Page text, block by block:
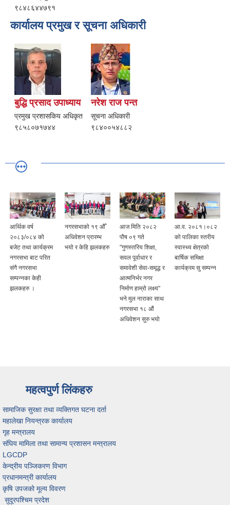
९८४८६४४७९१
कार्यालय प्रमुख र सूचना अधिकारी
बुद्धि प्रसाद उपाध्याय
प्रमुख प्रशासकिय अधिकृत
९८५८०७१७४४
नरेश राज पन्त
सूचना अधिकारी
९८४००५४८८२
आर्थिक वर्ष
२०८३/०८४ को
बजेट तथा कार्यक्रम
नगरसभा बाट परित
संगै नगरसभा
सम्पन्नका केही
झलकहरु ।
नगरसभाको १९ औँ
अधिवेशन प्रारम्भ
भयो र केहि झलकहरु
आज मिति २०८२
पौष ०९ गते
"गुणस्तरिय शिक्षा,
सवल पूर्वाधार र
समावेशी सेवा-समृद्ध र
आत्मनिर्भर नगर
निर्माण हाम्रो लक्ष्य"
भने मुल नाराका साथ
नगरसभा १८ औं
अधिवेशन सुरु भयो
आ.व. २०८१।०८२
को पालिका स्तरीय
स्वास्थ्य क्षेत्रको
बार्षिक समिक्षा
कार्यक्रम सु सम्पन्न
महत्वपुर्ण लिंकहरु
सामाजिक सुरक्षा तथा व्यक्तिगत घटना दर्ता
महालेखा नियन्त्रक कार्यालय
गृह मन्त्रालय
संघिय मामिला तथा सामान्य प्रशासन मन्त्रालय
LGCDP
केन्द्रीय पञ्जिकरण विभाग
प्रधानमन्त्री कार्यालय
कृषि उपजको मूल्य विवरण
सुदूरपश्चिम प्रदेश